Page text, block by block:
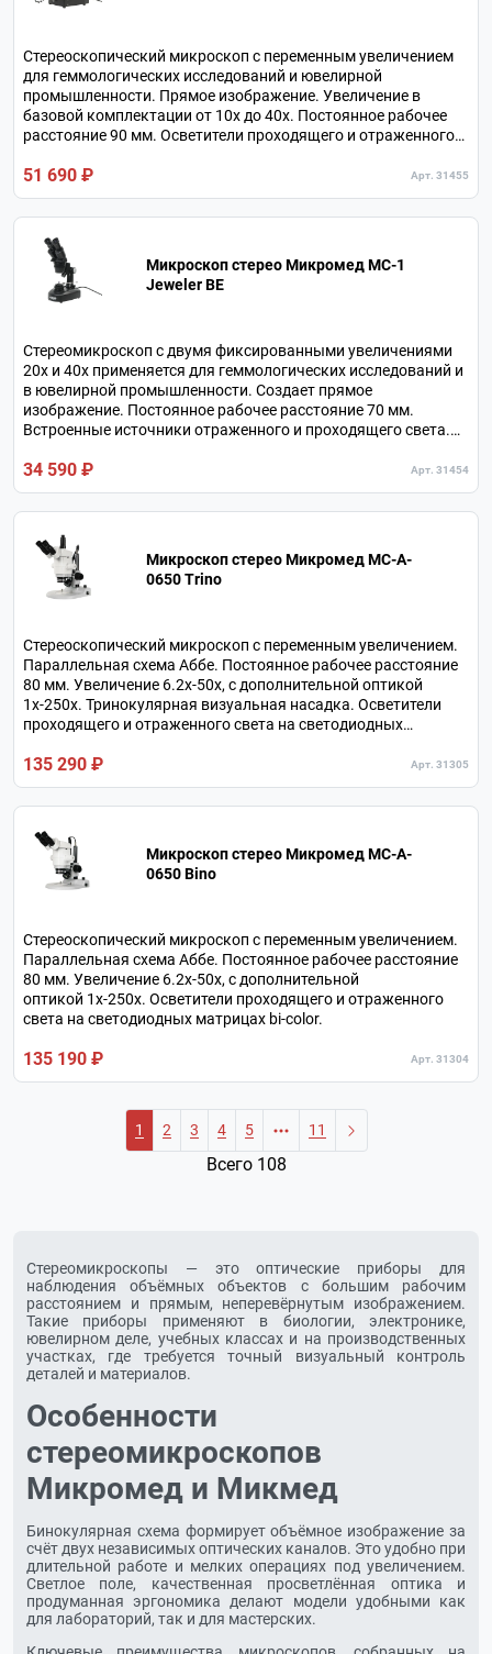
Стереоскопический микроскоп с переменным увеличением
для геммологических исследований и ювелирной
промышленности. Прямое изображение. Увеличение в
базовой комплектации от 10х до 40х. Постоянное рабочее
расстояние 90 мм. Осветители проходящего и отраженного
51 690 ₽ Арт. 31455
Микроскоп стерео Микромед MC-1
Jeweler BE
Стереомикроскоп с двумя фиксированными увеличениями
20х и 40х применяется для геммологических исследований и
в ювелирной промышленности. Создает прямое
изображение. Постоянное рабочее расстояние 70 мм.
Встроенные источники отраженного и проходящего света.
34 590 ₽ Арт. 31454
Микроскоп стерео Микромед MC-A-
0650 Trino
Стереоскопический микроскоп с переменным увеличением.
Параллельная схема Аббе. Постоянное рабочее расстояние
80 мм. Увеличение 6.2х-50х, с дополнительной оптикой
1х-250х. Тринокулярная визуальная насадка. Осветители
проходящего и отраженного света на светодиодных
135 290 ₽ Арт. 31305
Микроскоп стерео Микромед MC-A-
0650 Bino
Стереоскопический микроскоп с переменным увеличением.
Параллельная схема Аббе. Постоянное рабочее расстояние
80 мм. Увеличение 6.2х-50х, с дополнительной
оптикой 1х-250х. Осветители проходящего и отраженного
света на светодиодных матрицах bi-color.
135 190 ₽ Арт. 31304
1 2 3 4 5 11
Всего 108
Стереомикроскопы — это оптические приборы для
наблюдения объёмных объектов с большим рабочим
расстоянием и прямым, неперевёрнутым изображением.
Такие приборы применяют в биологии, электронике,
ювелирном деле, учебных классах и на производственных
участках, где требуется точный визуальный контроль
деталей и материалов.
Особенности
стереомикроскопов
Микромед и Микмед
Бинокулярная схема формирует объёмное изображение за
счёт двух независимых оптических каналов. Это удобно при
длительной работе и мелких операциях под увеличением.
Светлое поле, качественная просветлённая оптика и
продуманная эргономика делают модели удобными как
для лабораторий, так и для мастерских.